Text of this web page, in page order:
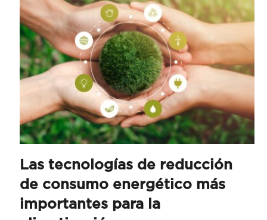
Las tecnologías de reducción
de consumo energético más
importantes para la